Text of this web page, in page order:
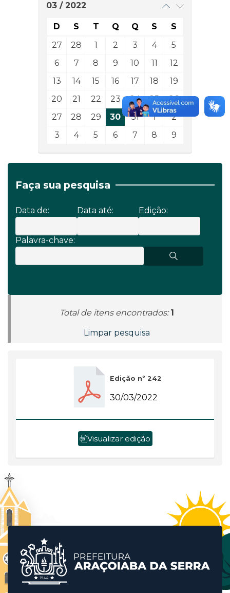
03 / 2022
D S T Q Q S
S
27
28 1 2 3 4
5
6
7 8 9 10 11
12
13
14 15 16 17 18
19
20
21 22 23 24 25
26
27
28 29 30 31 1
2
3
4 5 6 7 8 9
Faça sua pesquisa
Data de: Data até: Edição:
Palavra-chave:
Total de itens encontrados: 1
Limpar pesquisa
Edição nº 242
30/03/2022
Visualizar edição